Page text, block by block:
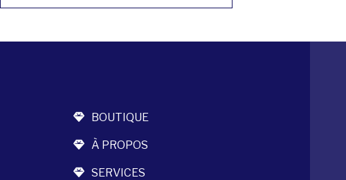
BOUTIQUE
À PROPOS
SERVICES